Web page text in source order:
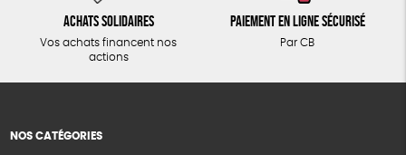
Achats solidaires
Vos achats financent nos
actions
Paiement en ligne sécurisé
Par CB
NOS CATÉGORIES